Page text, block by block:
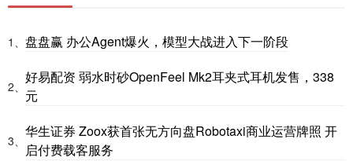
1、 盘盘赢 办公Agent爆火，模型大战进入下一阶段
2、
好易配资 弱水时砂OpenFeel Mk2耳夹式耳机发售，338
元
3、
华生证券 Zoox获首张无方向盘Robotaxi商业运营牌照 开
启付费载客服务